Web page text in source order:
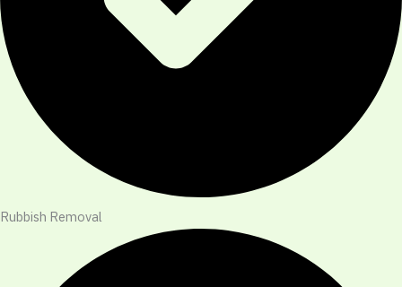
Rubbish Removal​